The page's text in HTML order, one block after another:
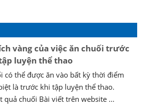
vàng của việc ăn chuối trước
luyện thể thao
có thể được ăn vào bất kỳ thời điểm
là trước khi tập luyện thể thao.
quả chuối Bài viết trên website ...